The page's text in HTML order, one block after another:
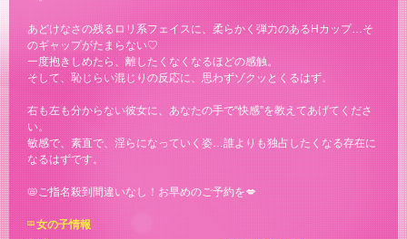
あどけなさの残るロリ系フェイスに、柔らかく弾力のあるHカップ…そ
のギャップがたまらない♡
一度抱きしめたら、離したくなくなるほどの感触。
そして、恥じらい混じりの反応に、思わずゾクッとくるはず。
右も左も分からない彼女に、あなたの手で“快感”を教えてあげてくださ
い。
敏感で、素直で、淫らになっていく姿…誰よりも独占したくなる存在に
なるはずです。
📛ご指名殺到間違いなし！お早めのご予約を💋
女の子情報